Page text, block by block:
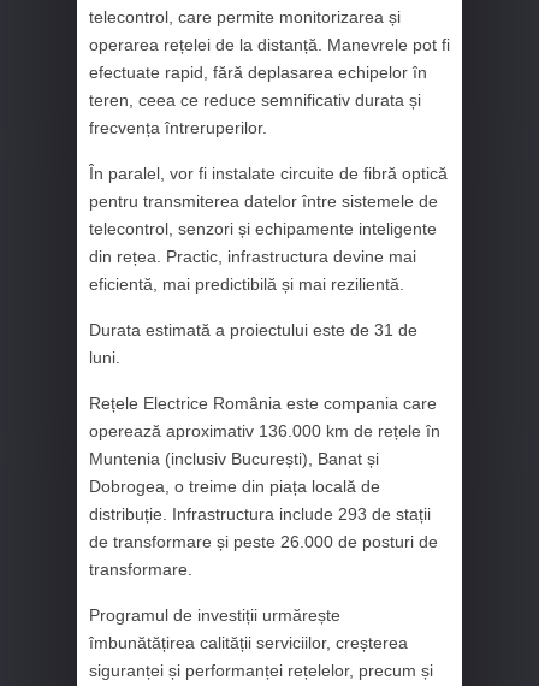
telecontrol, care permite monitorizarea și
operarea rețelei de la distanță. Manevrele pot fi
efectuate rapid, fără deplasarea echipelor în
teren, ceea ce reduce semnificativ durata și
frecvența întreruperilor.
În paralel, vor fi instalate circuite de fibră optică
pentru transmiterea datelor între sistemele de
telecontrol, senzori și echipamente inteligente
din rețea. Practic, infrastructura devine mai
eficientă, mai predictibilă și mai rezilientă.
Durata estimată a proiectului este de 31 de
luni.
Rețele Electrice România este compania care
operează aproximativ 136.000 km de rețele în
Muntenia (inclusiv București), Banat și
Dobrogea, o treime din piața locală de
distribuție. Infrastructura include 293 de stații
de transformare și peste 26.000 de posturi de
transformare.
Programul de investiții urmărește
îmbunătățirea calității serviciilor, creșterea
siguranței și performanței rețelelor, precum și